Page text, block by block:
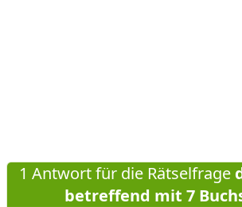
1 Antwort für die Rätselfrage
betreffend mit 7